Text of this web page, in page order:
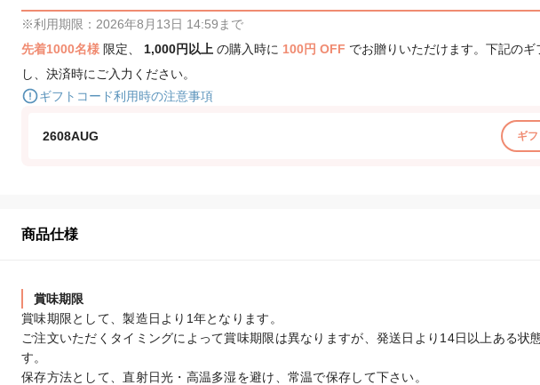
※利用期限：2026年8月13日 14:59まで
先着1000名様 限定、 1,000円以上 の購入時に 100円 OFF でお贈りいただけます。下記の
し、決済時にご入力ください。
ギフトコード利用時の注意事項
2608AUG ギ
商品仕様
賞味期限
賞味期限として、製造日より1年となります。
ご注文いただくタイミングによって賞味期限は異なりますが、発送日より14日以上ある状
す。
保存方法として、直射日光・高温多湿を避け、常温で保存して下さい。